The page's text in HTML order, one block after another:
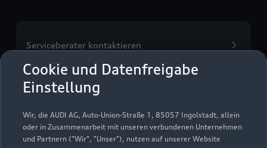
Cookie und Datenfreigabe
Einstellung
Wir, die AUDI AG, Auto-Union-Straße 1, 85057 Ingolstadt, allein
oder in Zusammenarbeit mit unseren verbundenen Unternehmen
und Partnern ("Wir", "Unser"), nutzen auf unserer Website
Serviceberater kontaktieren